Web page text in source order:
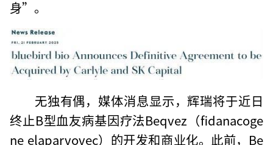
身”。
无独有偶，媒体消息显示，辉瑞将于近日
终止B型血友病基因疗法Beqvez（fidanacoge
ne elaparvovec）的开发和商业化。此前，Be